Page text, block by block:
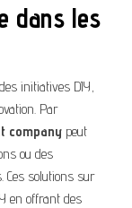
dans les
initiatives DIY,
Par
company peut
ou des
Ces solutions sur
en offrant des